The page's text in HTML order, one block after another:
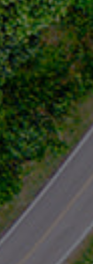
Voyages et
20, rue de
L-6169
Tél:+352 78
Email:
Lundi à
17h00
Samedi et